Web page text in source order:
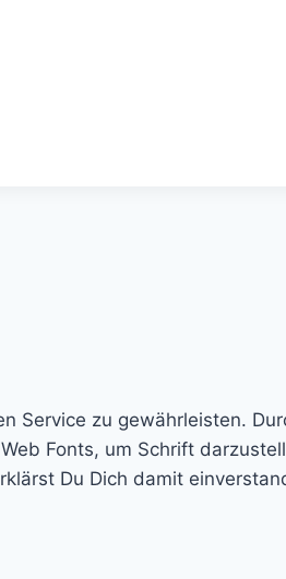
Service zu gewährleisten.
Fonts, um Schrift
Du Dich damit